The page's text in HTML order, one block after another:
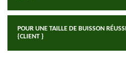
POUR UNE TAILLE DE BUISSON
{CLIENT }